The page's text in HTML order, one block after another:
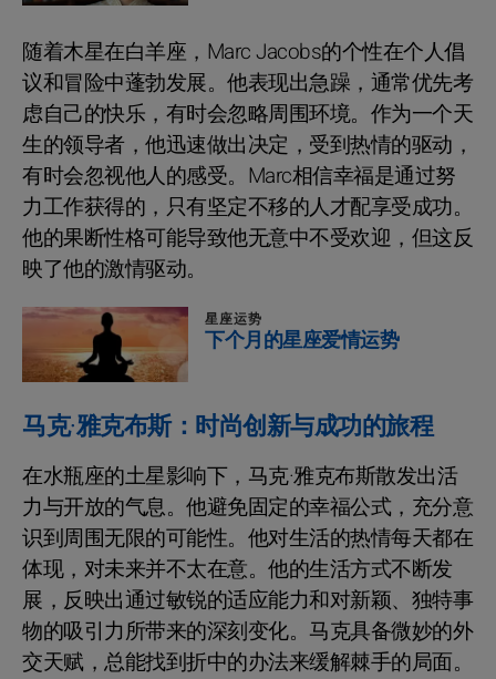
随着木星在白羊座，Marc Jacobs的个性在个人倡
议和冒险中蓬勃发展。他表现出急躁，通常优先考
虑自己的快乐，有时会忽略周围环境。作为一个天
生的领导者，他迅速做出决定，受到热情的驱动，
有时会忽视他人的感受。Marc相信幸福是通过努
力工作获得的，只有坚定不移的人才配享受成功。
他的果断性格可能导致他无意中不受欢迎，但这反
映了他的激情驱动。
星座运势
下个月的星座爱情运势
马克·雅克布斯：时尚创新与成功的旅程
在水瓶座的土星影响下，马克·雅克布斯散发出活
力与开放的气息。他避免固定的幸福公式，充分意
识到周围无限的可能性。他对生活的热情每天都在
体现，对未来并不太在意。他的生活方式不断发
展，反映出通过敏锐的适应能力和对新颖、独特事
物的吸引力所带来的深刻变化。马克具备微妙的外
交天赋，总能找到折中的办法来缓解棘手的局面。